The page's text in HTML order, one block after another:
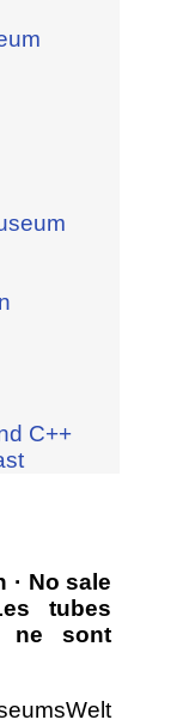
C++
· No sale
tubes
ne sont